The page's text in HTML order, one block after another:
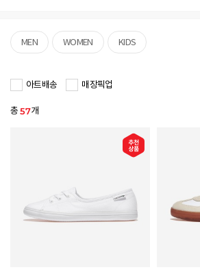
MEN WOMEN KIDS
아트배송 매장픽업
총57개